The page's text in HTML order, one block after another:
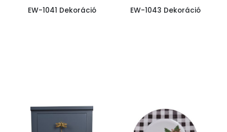
EW-1041 Dekoráció EW-1043 Dekoráció